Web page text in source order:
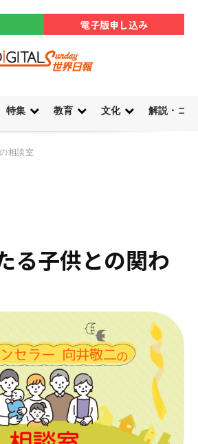
電子版申し込み
特集 教育 文化 解説・コ
相談室
る子供との関わ